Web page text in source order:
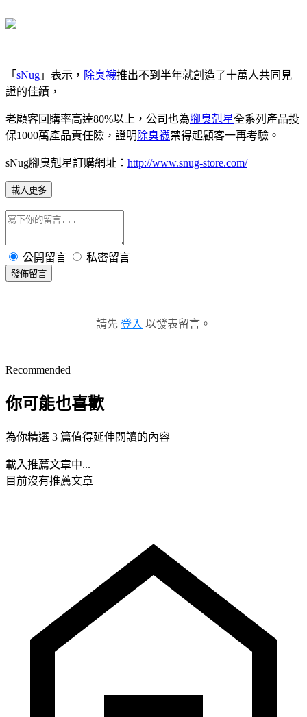
「 sNug 」表示， 除臭襪推出不到半年就創造了十萬人共同見
證的佳績，
老顧客回購率高達80%以上，公司也為腳臭剋星全系列產品投
保1000萬產品責任險，證明 除臭襪禁得起顧客一再考驗。
sNug腳臭剋星訂購網址： http://www.snug-store.com/
載入更多
公開留言 私密留言
發佈留言
請先 登入 以發表留言。
Recommended
你可能也喜歡
為你精選 3 篇值得延伸閱讀的內容
載入推薦文章中...
目前沒有推薦文章